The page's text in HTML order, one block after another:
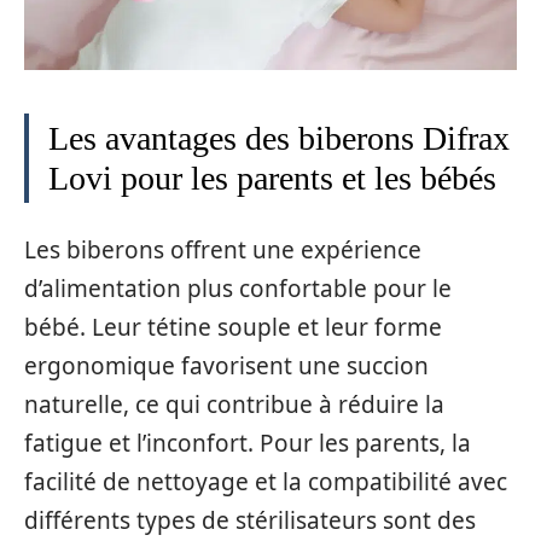
Les avantages des biberons Difrax
Lovi pour les parents et les bébés
Les biberons offrent une expérience
d’alimentation plus confortable pour le
bébé. Leur tétine souple et leur forme
ergonomique favorisent une succion
naturelle, ce qui contribue à réduire la
fatigue et l’inconfort. Pour les parents, la
facilité de nettoyage et la compatibilité avec
différents types de stérilisateurs sont des